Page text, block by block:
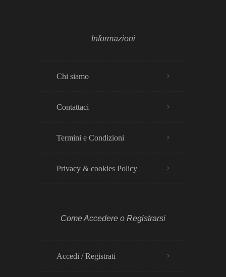
Informazioni
Chi siamo
Contattaci
Termini e Condizioni
Privacy & cookies Policy​
Come Accedere o Registrarsi
Accedi / Registrati